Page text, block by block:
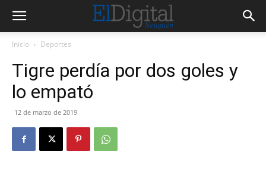
Inicio Deportes
Tigre perdía por dos goles y
lo empató
12 de marzo de 2019